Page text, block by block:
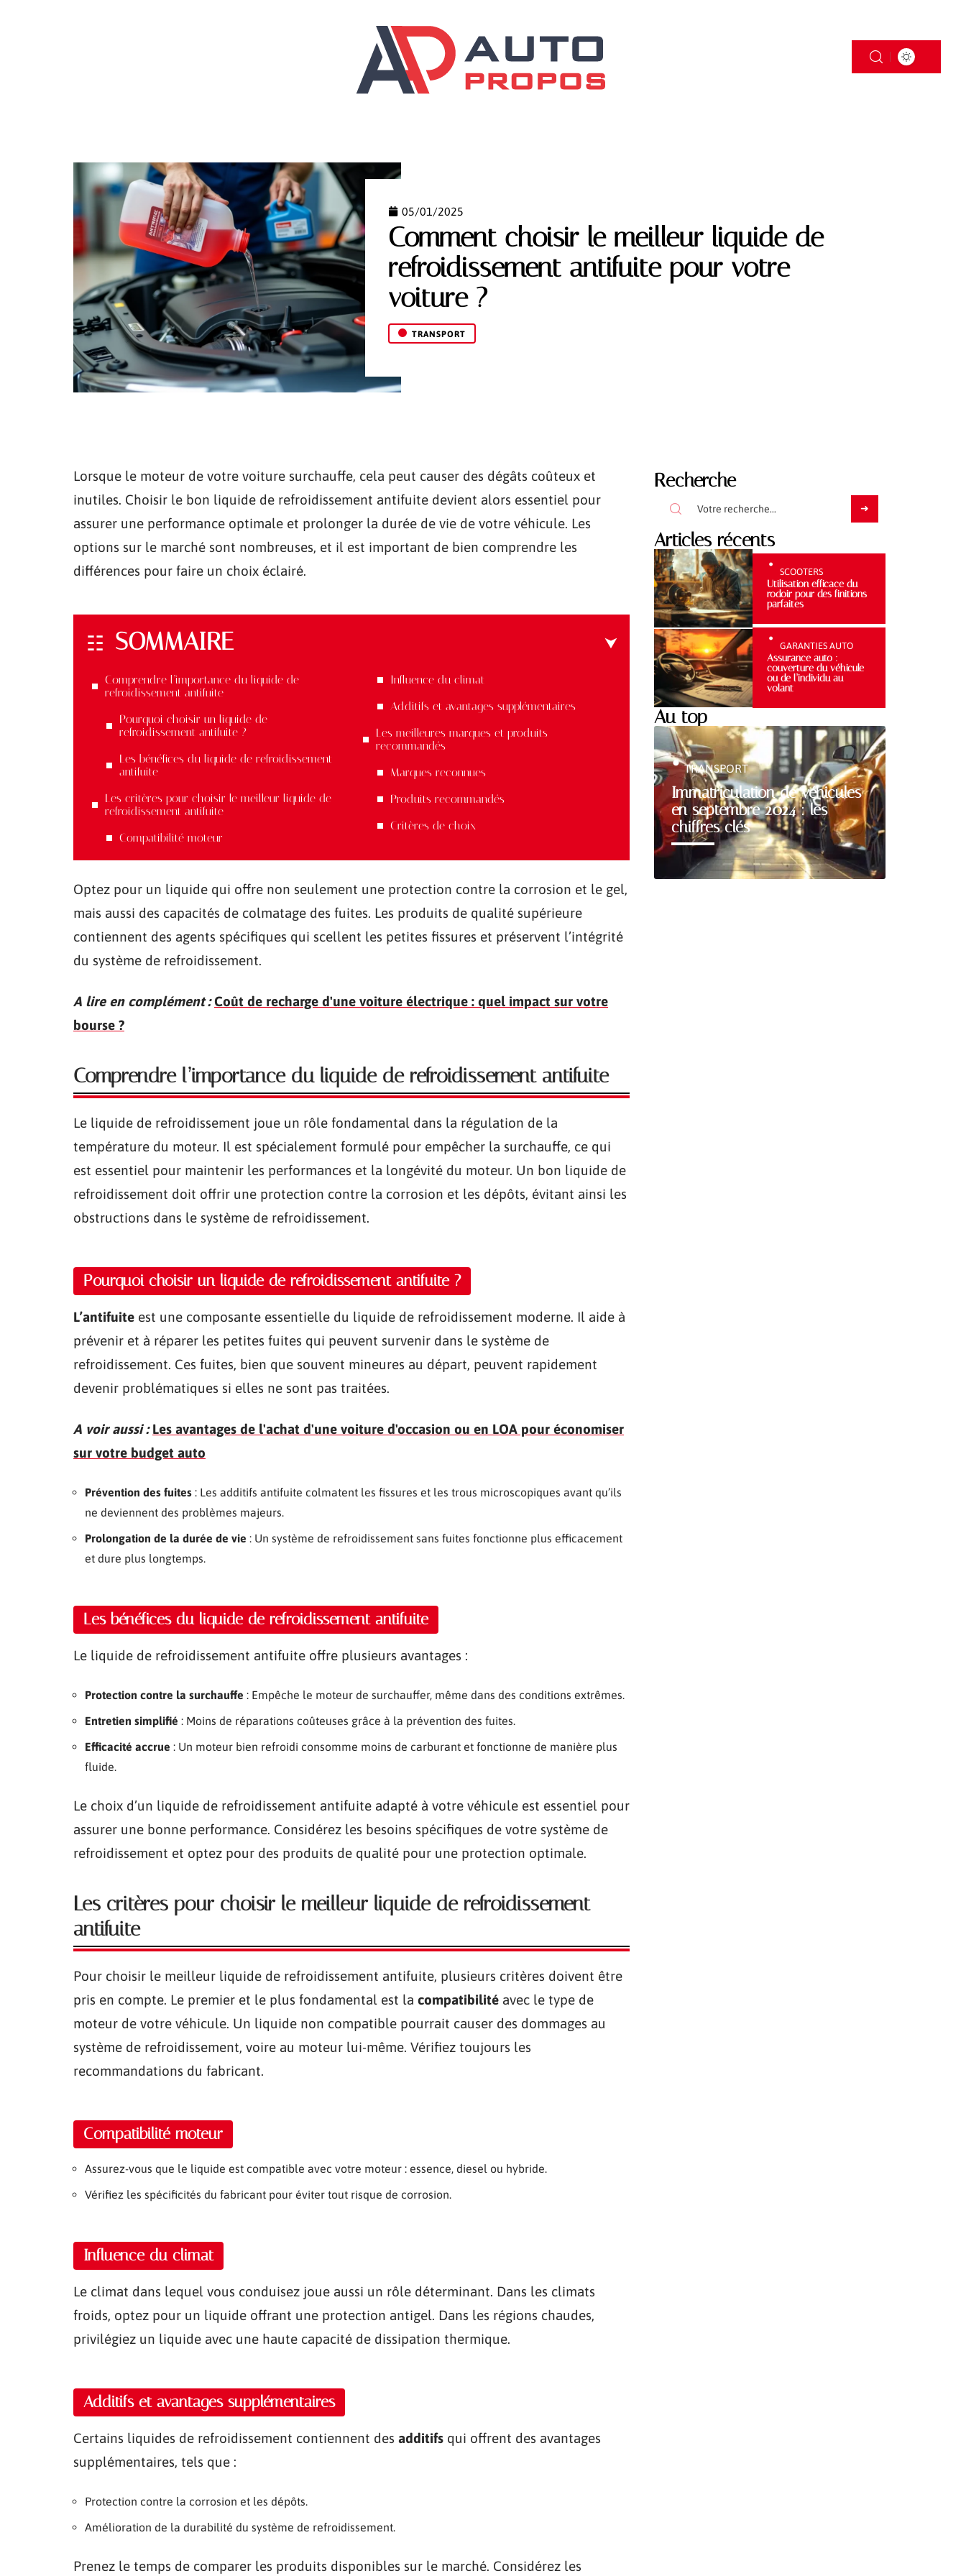
05/01/2025
Comment choisir le meilleur liquide de
refroidissement antifuite pour votre
voiture ?
TRANSPORT
Lorsque le moteur de votre voiture surchauffe, cela peut causer des dégâts coûteux et
inutiles. Choisir le bon liquide de refroidissement antifuite devient alors essentiel pour
assurer une performance optimale et prolonger la durée de vie de votre véhicule. Les
options sur le marché sont nombreuses, et il est important de bien comprendre les
différences pour faire un choix éclairé.
SOMMAIRE
Comprendre l’importance du liquide de
refroidissement antifuite
Pourquoi choisir un liquide de
refroidissement antifuite ?
Les bénéfices du liquide de refroidissement
antifuite
Les critères pour choisir le meilleur liquide de
refroidissement antifuite
Compatibilité moteur
Influence du climat
Additifs et avantages supplémentaires
Les meilleures marques et produits
recommandés
Marques reconnues
Produits recommandés
Critères de choix
Optez pour un liquide qui offre non seulement une protection contre la corrosion et le gel,
mais aussi des capacités de colmatage des fuites. Les produits de qualité supérieure
contiennent des agents spécifiques qui scellent les petites fissures et préservent l’intégrité
du système de refroidissement.
A lire en complément : Coût de recharge d'une voiture électrique : quel impact sur votre
bourse ?
Comprendre l’importance du liquide de refroidissement antifuite
Le liquide de refroidissement joue un rôle fondamental dans la régulation de la
température du moteur. Il est spécialement formulé pour empêcher la surchauffe, ce qui
est essentiel pour maintenir les performances et la longévité du moteur. Un bon liquide de
refroidissement doit offrir une protection contre la corrosion et les dépôts, évitant ainsi les
obstructions dans le système de refroidissement.
Pourquoi choisir un liquide de refroidissement antifuite ?
L’antifuite est une composante essentielle du liquide de refroidissement moderne. Il aide à
prévenir et à réparer les petites fuites qui peuvent survenir dans le système de
refroidissement. Ces fuites, bien que souvent mineures au départ, peuvent rapidement
devenir problématiques si elles ne sont pas traitées.
A voir aussi : Les avantages de l'achat d'une voiture d'occasion ou en LOA pour économiser
sur votre budget auto
Prévention des fuites : Les additifs antifuite colmatent les fissures et les trous microscopiques avant qu’ils
ne deviennent des problèmes majeurs.
Prolongation de la durée de vie : Un système de refroidissement sans fuites fonctionne plus efficacement
et dure plus longtemps.
Les bénéfices du liquide de refroidissement antifuite
Le liquide de refroidissement antifuite offre plusieurs avantages :
Protection contre la surchauffe : Empêche le moteur de surchauffer, même dans des conditions extrêmes.
Entretien simplifié : Moins de réparations coûteuses grâce à la prévention des fuites.
Efficacité accrue : Un moteur bien refroidi consomme moins de carburant et fonctionne de manière plus
fluide.
Le choix d’un liquide de refroidissement antifuite adapté à votre véhicule est essentiel pour
assurer une bonne performance. Considérez les besoins spécifiques de votre système de
refroidissement et optez pour des produits de qualité pour une protection optimale.
Les critères pour choisir le meilleur liquide de refroidissement
antifuite
Pour choisir le meilleur liquide de refroidissement antifuite, plusieurs critères doivent être
pris en compte. Le premier et le plus fondamental est la compatibilité avec le type de
moteur de votre véhicule. Un liquide non compatible pourrait causer des dommages au
système de refroidissement, voire au moteur lui-même. Vérifiez toujours les
recommandations du fabricant.
Compatibilité moteur
Assurez-vous que le liquide est compatible avec votre moteur : essence, diesel ou hybride.
Vérifiez les spécificités du fabricant pour éviter tout risque de corrosion.
Influence du climat
Le climat dans lequel vous conduisez joue aussi un rôle déterminant. Dans les climats
froids, optez pour un liquide offrant une protection antigel. Dans les régions chaudes,
privilégiez un liquide avec une haute capacité de dissipation thermique.
Additifs et avantages supplémentaires
Certains liquides de refroidissement contiennent des additifs qui offrent des avantages
supplémentaires, tels que :
Protection contre la corrosion et les dépôts.
Amélioration de la durabilité du système de refroidissement.
Prenez le temps de comparer les produits disponibles sur le marché. Considérez les
Recherche
Articles récents
SCOOTERS
Utilisation efficace du
rodoir pour des finitions
parfaites
GARANTIES AUTO
Assurance auto :
couverture du véhicule
ou de l’individu au
volant
Au top
Immatriculation de véhicules
en septembre 2024 : les
chiffres clés
TRANSPORT